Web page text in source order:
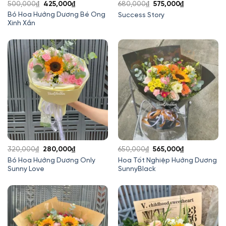
Bó Hoa Hướng Dương Bé Ong
Xinh Xắn
500,000₫
Giá
gốc
425,000₫Giá
hiện
425,000₫.
Success Story
680,000₫ Giá
gốc
575,000₫Giá
575,000₫.
Bó Hoa Hướng Dương Only
Sunny Love
320,000₫
Giá
gốc
là:
280,000₫Giá
hiện
280,000₫.
Hoa Tốt Nghiệp Hướng Dương
SunnyBlack
650,000₫ Giá
gốc
là:
565,000₫Giá
hiện
565,000₫.